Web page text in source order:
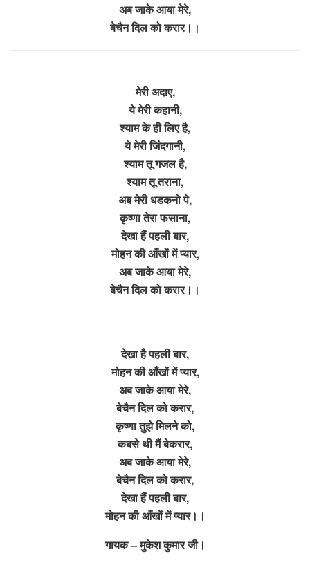
अब जाके आया मेरे,
बेचैन दिल को करार।।
मेरी अदाए,
ये मेरी कहानी,
श्याम के ही लिए है,
ये मेरी जिंदगानी,
श्याम तू गजल है,
श्याम तू तराना,
अब मेरी धडकनो पे,
कृष्णा तेरा फसाना,
देखा हैं पहली बार,
मोहन की आँखों में प्यार,
अब जाके आया मेरे,
बेचैन दिल को करार।।
देखा है पहली बार,
मोहन की आँखों में प्यार,
अब जाके आया मेरे,
बेचैन दिल को करार,
कृष्णा तुझे मिलने को,
कबसे थी मैं बेकरार,
अब जाके आया मेरे,
बेचैन दिल को करार,
देखा हैं पहली बार,
मोहन की आँखों में प्यार।।
गायक – मुकेश कुमार जी।